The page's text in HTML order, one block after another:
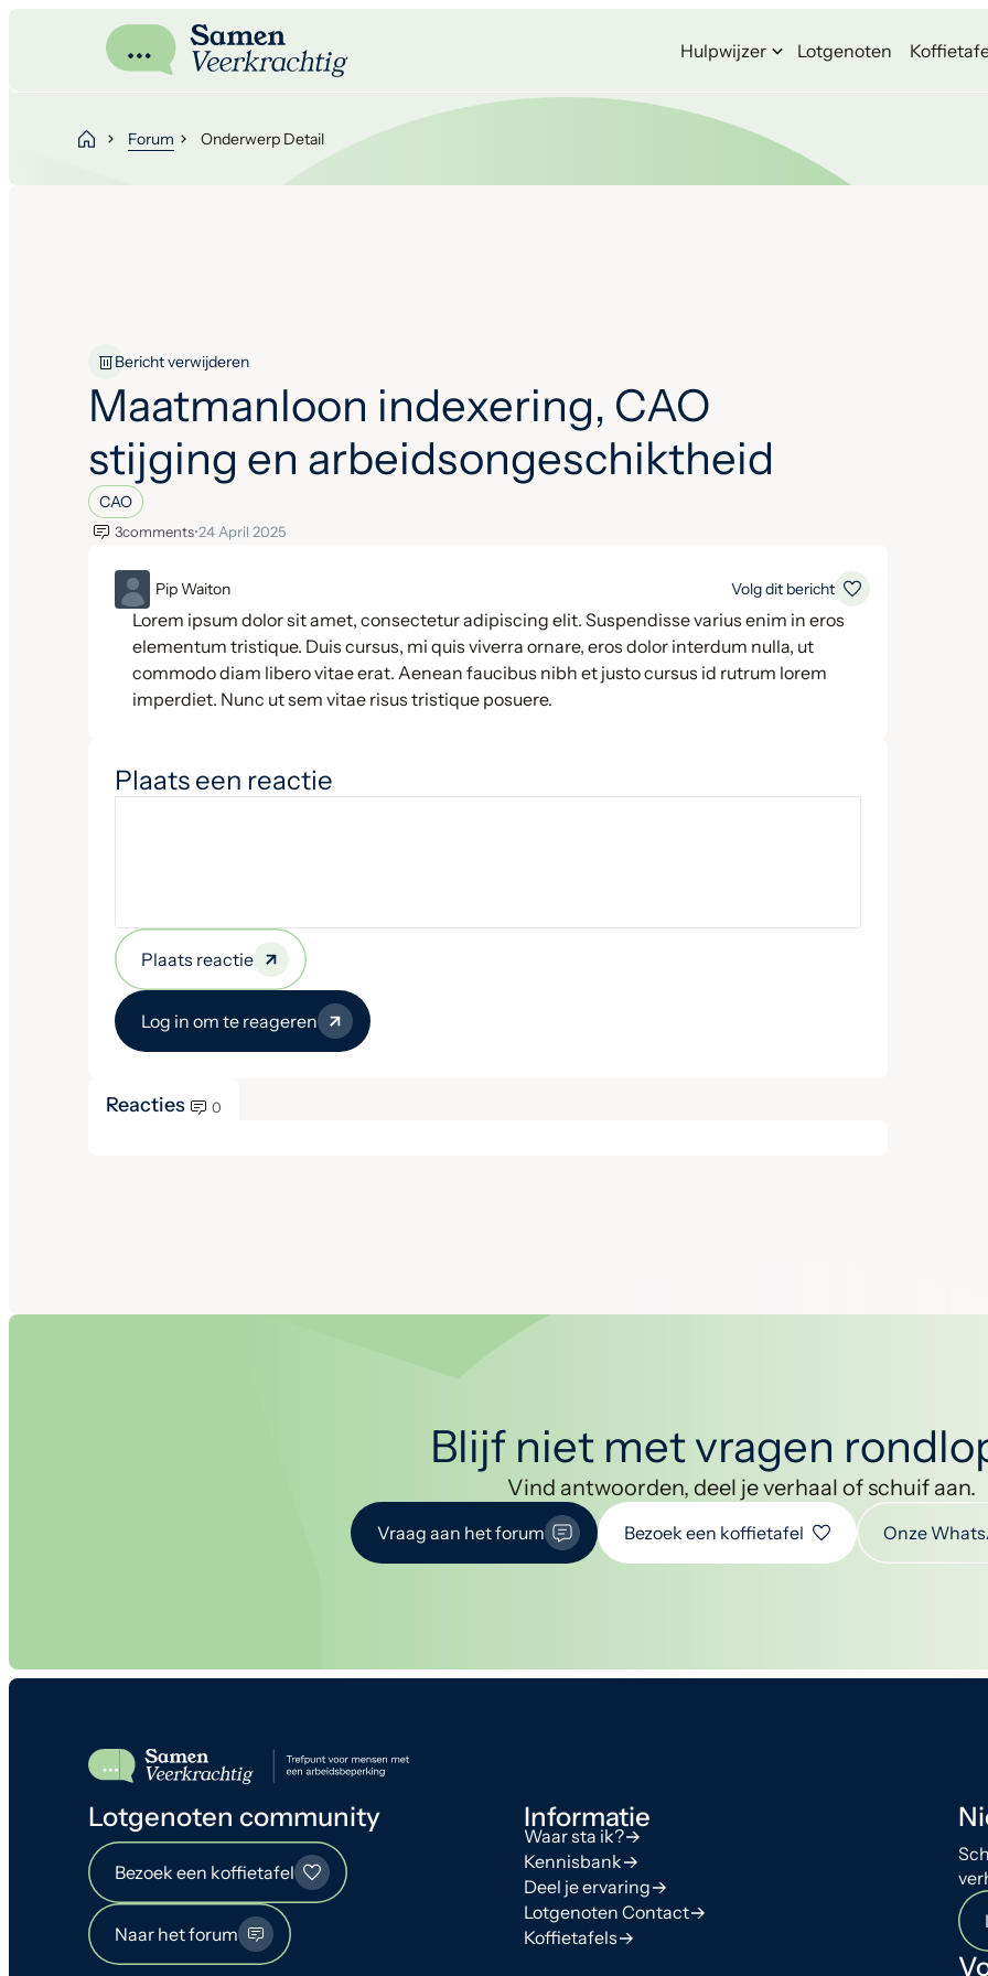
Hulpwijzer Lotgenoten
Forum Onderwerp Detail
Bericht verwijderen
Maatmanloon indexering, CAO
stijging en arbeidsongeschiktheid
CAO
3comments•24 April 2025
ML Pip Waiton Volg dit bericht
Lorem ipsum dolor sit amet, consectetur adipiscing elit. Suspendisse varius enim in eros
elementum tristique. Duis cursus, mi quis viverra ornare, eros dolor interdum nulla, ut
commodo diam libero vitae erat. Aenean faucibus nibh et justo cursus id rutrum lorem
imperdiet. Nunc ut sem vitae risus tristique posuere.
Plaats een reactie
Plaats reactie
Log in om te reageren
Reacties 0
Blijf niet met vragen
Vind antwoorden, deel je verhaal of schuif aan.
Vraag aan het forum Bezoek een koffietafel Onze
Lotgenoten community
Bezoek een koffietafel
Naar het forum
Informatie
Waar sta ik?
Kennisbank
Deel je ervaring
Lotgenoten Contact
Koffietafels